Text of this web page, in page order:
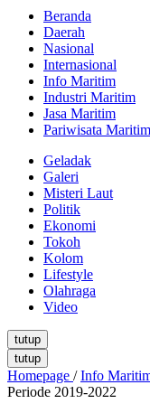
Beranda
Daerah
Nasional
Internasional
Info Maritim
Industri Maritim
Jasa Maritim
Pariwisata Maritim
Geladak
Galeri
Misteri Laut
Politik
Ekonomi
Tokoh
Kolom
Lifestyle
Olahraga
Video
tutup
tutup
Homepage / Info
Periode 2019-2022